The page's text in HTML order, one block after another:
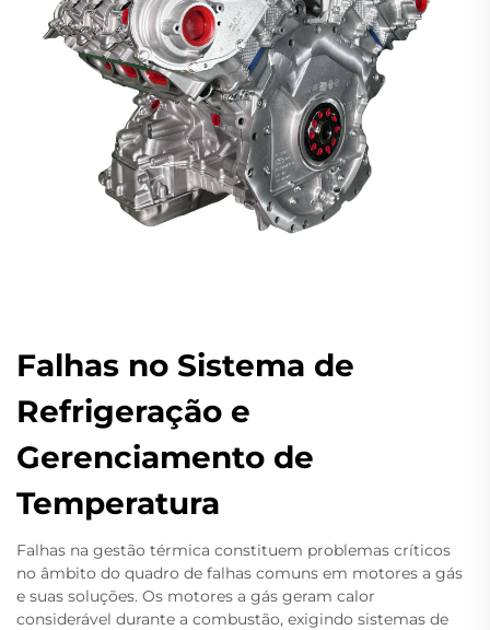
Falhas no Sistema de
Refrigeração e
Gerenciamento de
Temperatura
Falhas na gestão térmica constituem problemas críticos
no âmbito do quadro de falhas comuns em motores a gás
e suas soluções. Os motores a gás geram calor
considerável durante a combustão, exigindo sistemas de